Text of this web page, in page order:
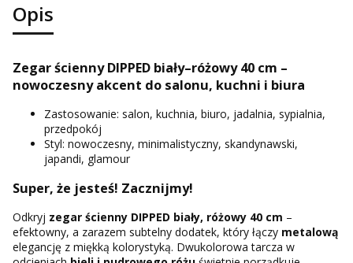
Opis
Zegar ścienny DIPPED biały–różowy 40 cm –
nowoczesny akcent do salonu, kuchni i biura
Zastosowanie: salon, kuchnia, biuro, jadalnia, sypialnia,
przedpokój
Styl: nowoczesny, minimalistyczny, skandynawski,
japandi, glamour
Super, że jesteś! Zacznijmy!
Odkryj zegar ścienny DIPPED biały, różowy 40 cm –
efektowny, a zarazem subtelny dodatek, który łączy metalową
elegancję z miękką kolorystyką. Dwukolorowa tarcza w